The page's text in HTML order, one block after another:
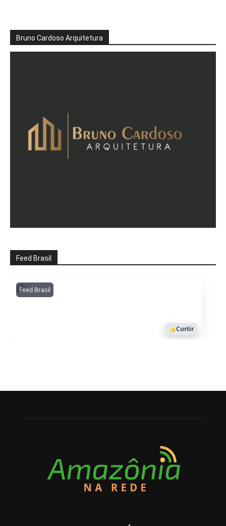
Bruno Cardoso Arquitetura
Feed Brasil
Feed BrasilAmazonianarede
1053
Curtir